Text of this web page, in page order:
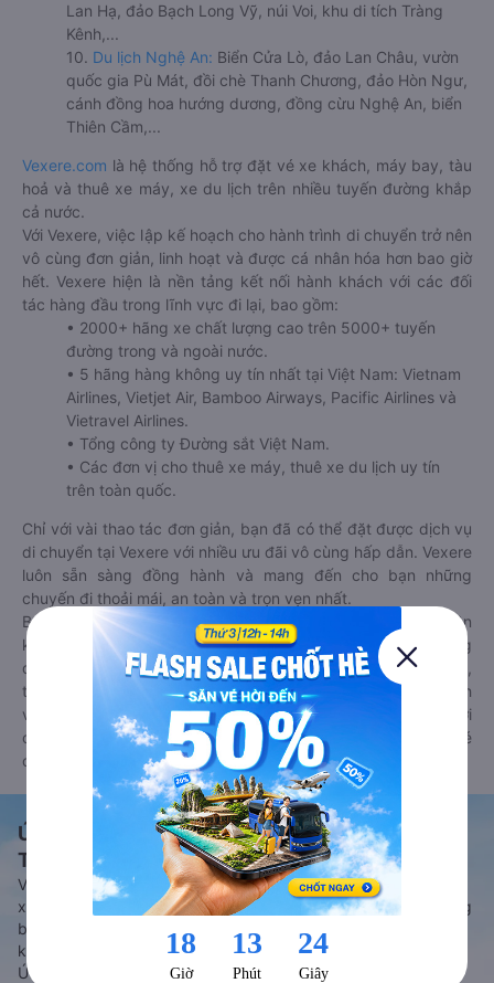
Lan Hạ, đảo Bạch Long Vỹ, núi Voi, khu di tích Tràng
Kênh,...
10. Du lịch Nghệ An: Biển Cửa Lò, đảo Lan Châu, vườn
quốc gia Pù Mát, đồi chè Thanh Chương, đảo Hòn Ngư,
cánh đồng hoa hướng dương, đồng cừu Nghệ An, biển
Thiên Cầm,...
Vexere.com là hệ thống hỗ trợ đặt vé xe khách, máy bay, tàu
hoả và thuê xe máy, xe du lịch trên nhiều tuyến đường khắp
cả nước.
Với Vexere, việc lập kế hoạch cho hành trình di chuyển trở nên
vô cùng đơn giản, linh hoạt và được cá nhân hóa hơn bao giờ
hết. Vexere hiện là nền tảng kết nối hành khách với các đối
tác hàng đầu trong lĩnh vực đi lại, bao gồm:
• 2000+ hãng xe chất lượng cao trên 5000+ tuyến
đường trong và ngoài nước.
• 5 hãng hàng không uy tín nhất tại Việt Nam: Vietnam
Airlines, Vietjet Air, Bamboo Airways, Pacific Airlines và
Vietravel Airlines.
• Tổng công ty Đường sắt Việt Nam.
• Các đơn vị cho thuê xe máy, thuê xe du lịch uy tín
trên toàn quốc.
Chỉ với vài thao tác đơn giản, bạn đã có thể đặt được dịch vụ
di chuyển tại Vexere với nhiều ưu đãi vô cùng hấp dẫn. Vexere
luôn sẵn sàng đồng hành và mang đến cho bạn những
chuyến đi thoải mái, an toàn và trọn vẹn nhất.
Bên cạnh đó, bạn có thể tham khảo thêm các phương tiện
khác tại
Goyolo.com
cho chuyến đi sắp tới. Goyolo là nền tảng
đặt vé cho phép người dùng so sánh giá cả, giờ khởi hành,
thời gian di chuyển của nhiều phương tiện máy bay, xe khách
và tàu hoả. Hệ thống của Goyolo được liên kết trực tiếp với
các hãng máy bay, xe khách và tàu hoả, luôn đảm bảo có vé
cho bạn di chuyển.
Ứng dụng đặt vé Xe khách, Máy bay,
Tàu hoả và Thuê xe
Vexere - ứng dụng đặt vé đa phương tiện với hơn 3000+ nhà
xe chất lượng cao, 5000+ tuyến đường toàn quốc, tất cả hãng
bay và hãng tàu cùng dịch vụ thuê xe máy, xe du lịch phủ
khắp các tỉnh thành tại Việt Nam.
Ứng dụng hiển thị thông tin đầy đủ, minh bạch cùng vô vàn